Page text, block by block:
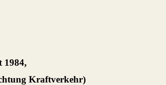
1984,
Kraftverkehr)